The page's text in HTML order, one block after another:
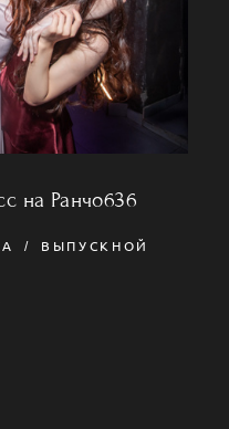
на Ранчо636
ВЫПУСКНОЙ